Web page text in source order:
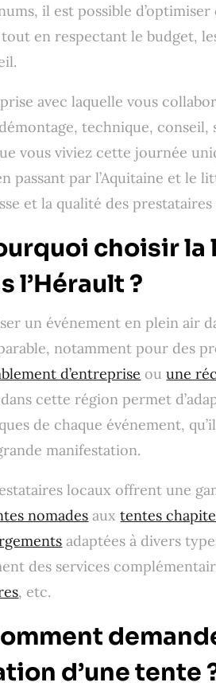
il est possible
en respectant le budget,
avec laquelle vous
technique,
vous viviez cette journée
passant par l’Aquitaine et le
et la qualité des
choisir
l’Hérault ?
un événement en plein air
notamment pour des
d’entreprise ouune
dans cette région permet
de chaque événement,
manifestation.
locaux offrent une
nomades auxtentes
adaptées à divers
des services
, etc.
d’une tente